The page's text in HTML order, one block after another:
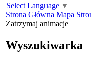
Select Language ▼
Strona Główna Mapa
Zatrzymaj animacje
Wyszukiwarka